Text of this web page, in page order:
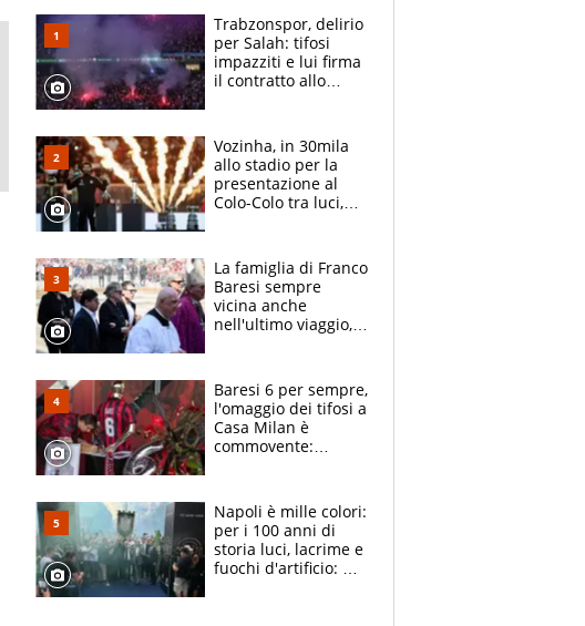
Trabzonspor, delirio
per Salah: tifosi
impazziti e lui firma
il contratto allo
Vozinha, in 30mila
allo stadio per la
presentazione al
Colo-Colo tra luci,
La famiglia di Franco
Baresi sempre
vicina anche
nell'ultimo viaggio,
circondati
dall'affetto dei tifosi
Baresi 6 per sempre,
l'omaggio dei tifosi a
Casa Milan è
commovente:
bigliettini
Napoli è mille colori:
per i 100 anni di
storia luci, lacrime e
fuochi d'artificio: De